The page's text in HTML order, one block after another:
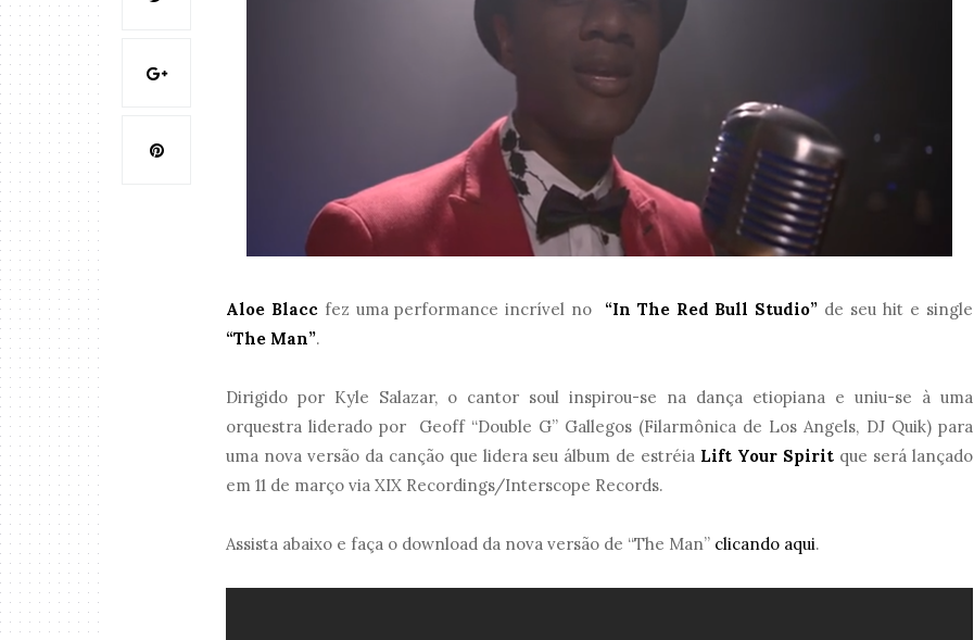
Aloe Blaccfez uma performance incrível no “In The Red Bull Studio” de seu hit e single
“The Man”.
Dirigido por Kyle Salazar, o cantor soul inspirou-se na dança etiopiana e uniu-se à uma
orquestra liderado por Geoff “Double G” Gallegos (Filarmônica de Los Angels, DJ Quik) para
uma nova versão da canção que lidera seu álbum de estréia Lift Your Spirit que será lançado
em 11 de março via XIX Recordings/Interscope Records.
Assista abaixo e faça o download da nova versão de “The Man” clicando aqui.